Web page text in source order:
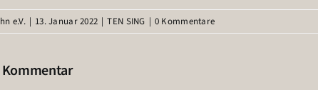
e.V. | 13. Januar 2022 | TEN SING | 0 Kommentare